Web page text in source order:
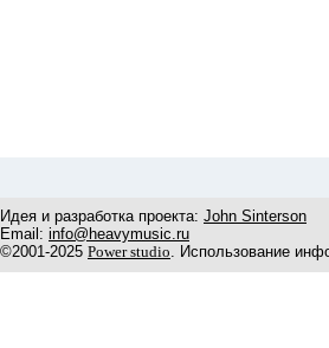
Идея и разработка проекта: John Sinterson
Email: info@heavymusic.ru
©2001-2025 Power studio. Использование